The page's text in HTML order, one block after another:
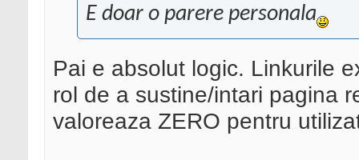
E doar o parere personala
Pai e absolut logic. Linkurile
rol de a sustine/intari pagina
valoreaza ZERO pentru